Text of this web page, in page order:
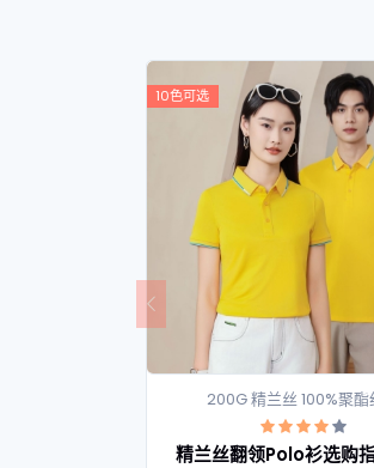
10色可选
查看详情
200G 精兰丝 100%聚酯
精兰丝翻领Polo衫选购